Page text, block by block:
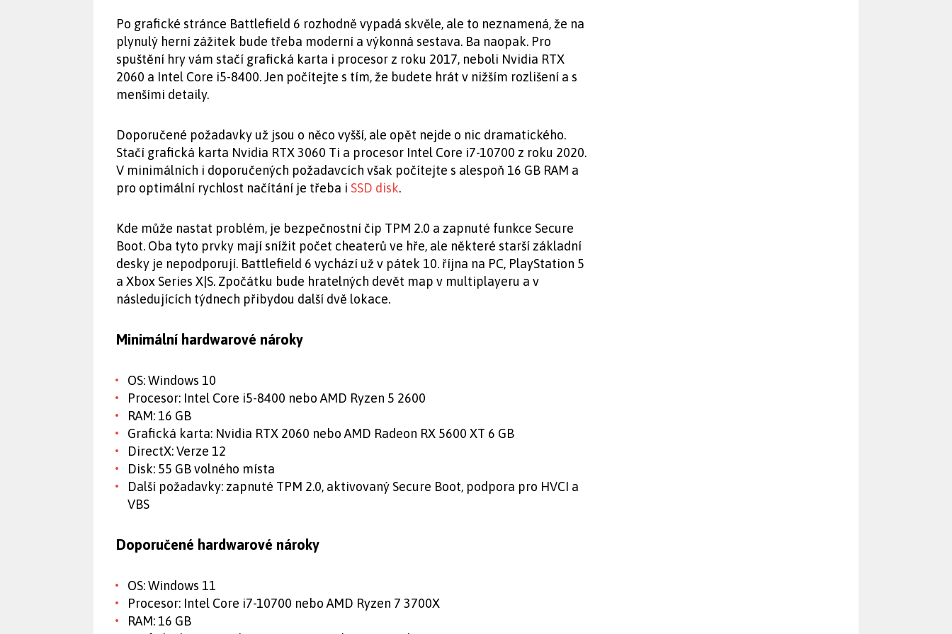
Po grafické stránce Battlefield 6 rozhodně vypadá skvěle, ale to neznamená, že na
plynulý herní zážitek bude třeba moderní a výkonná sestava. Ba naopak. Pro
spuštění hry vám stačí grafická karta i procesor z roku 2017, neboli Nvidia RTX
2060 a Intel Core i5-8400. Jen počítejte s tím, že budete hrát v nižším rozlišení a s
menšími detaily.
Doporučené požadavky už jsou o něco vyšší, ale opět nejde o nic dramatického.
Stačí grafická karta Nvidia RTX 3060 Ti a procesor Intel Core i7-10700 z roku 2020.
V minimálních i doporučených požadavcích však počítejte s alespoň 16 GB RAM a
pro optimální rychlost načítání je třeba i SSD disk.
Kde může nastat problém, je bezpečnostní čip TPM 2.0 a zapnuté funkce Secure
Boot. Oba tyto prvky mají snížit počet cheaterů ve hře, ale některé starší základní
desky je nepodporují. Battlefield 6 vychází už v pátek 10. října na PC, PlayStation 5
a Xbox Series X|S. Zpočátku bude hratelných devět map v multiplayeru a v
následujících týdnech přibydou další dvě lokace.
Minimální hardwarové nároky
OS: Windows 10
Procesor: Intel Core i5-8400 nebo AMD Ryzen 5 2600
RAM: 16 GB
Grafická karta: Nvidia RTX 2060 nebo AMD Radeon RX 5600 XT 6 GB
DirectX: Verze 12
Disk: 55 GB volného místa
Další požadavky: zapnuté TPM 2.0, aktivovaný Secure Boot, podpora pro HVCI a
VBS
Doporučené hardwarové nároky
OS: Windows 11
Procesor: Intel Core i7-10700 nebo AMD Ryzen 7 3700X
RAM: 16 GB